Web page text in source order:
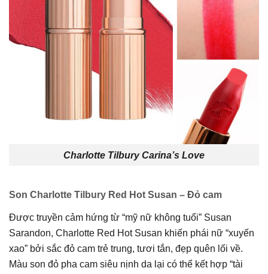
Charlotte Tilbury Carina’s Love
Son Charlotte Tilbury Red Hot Susan – Đỏ cam
Được truyền cảm hứng từ “mỹ nữ không tuổi” Susan
Sarandon, Charlotte Red Hot Susan khiến phái nữ “xuyến
xao” bởi sắc đỏ cam trẻ trung, tươi tắn, đẹp quên lối về.
Màu son đỏ pha cam siêu nịnh da lại có thể kết hợp “tài